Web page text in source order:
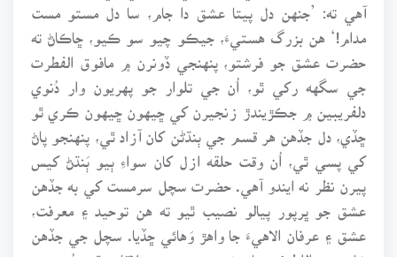
آهي ته: ’جنهن دل پيتا عشق دا جام، سا دل مستو مست
مدام!‘ هن بزرگ هستيءَ، جيڪو چيو سو ڪيو، ڇاڪاڻ ته
حضرت عشق جو فرشتو، پنهنجي ڏونرن ۾ مافوق الفطرت
جي سگهه رکي ٿو، اُن جي تلوار جو پهريون وار دُنوي
دلفريبين ۾ جڪڙيندڙ زنجيرن کي ڇيهون ڇيهون ڪري ٿو
ڇڏي، دل جڏهن هر قسم جي ٻنڌڻن کان آزاد ٿي، پنهنجو پاڻ
کي پسي ٿي، اُن وقت حلقه ازل کان سواءِ ٻيو ٻَنڌڻ کيس
پيرن نظر نه ايندو آهي. حضرت سچل سرمست کي به جڏهن
عشق جو ڀرپور پيالو نصيب ٿيو ته هن توحيد ۽ معرفت،
عشق ۽ عرفان الاهيءَ جا واهڙ وَهائي ڇڏيا. سچل جي جڏهن
شاهه عبداللطيف سان ننڍڙي عمر ۾ ملاقات ٿي هُئي ته،